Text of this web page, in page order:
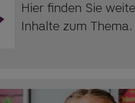
Hier finden Sie
Inhalte zum Thema.